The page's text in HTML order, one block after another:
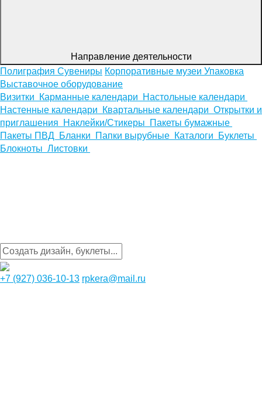
Направление деятельности
Полиграфия Сувениры Корпоративные музеи Упаковка
Выставочное оборудование
Визитки
Карманные календари
Настольные календари
Настенные календари
Квартальные календари Открытки и
приглашения
Наклейки/Стикеры
Пакеты бумажные
Пакеты ПВД Бланки Папки вырубные Каталоги
Буклеты
Блокноты Листовки
+7 (927) 036-10-13 rpkera@mail.ru